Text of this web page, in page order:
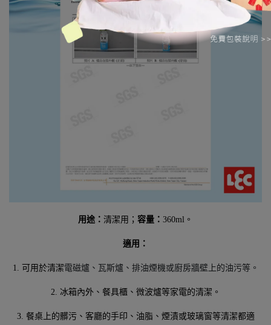
用途： 清潔用； 容量： 360ml。
適用：
1. 可用於清潔電磁爐、瓦斯爐、排油煙機或廚房牆壁上的油污等。
2. 冰箱內外、餐具櫃、微波爐等家電的清潔。
3. 餐桌上的髒污、客廳的手印、油脂、煙漬或玻璃窗等清潔都適